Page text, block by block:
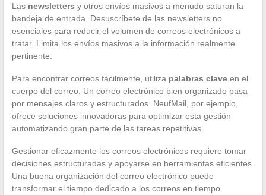
Las newsletters y otros envíos masivos a menudo saturan la
bandeja de entrada. Desuscríbete de las newsletters no
esenciales para reducir el volumen de correos electrónicos a
tratar. Limita los envíos masivos a la información realmente
pertinente.
Para encontrar correos fácilmente, utiliza palabras claveen el
cuerpo del correo. Un correo electrónico bien organizado pasa
por mensajes claros y estructurados. NeufMail, por ejemplo,
ofrece soluciones innovadoras para optimizar esta gestión
automatizando gran parte de las tareas repetitivas.
Gestionar eficazmente los correos electrónicos requiere tomar
decisiones estructuradas y apoyarse en herramientas eficientes.
Una buena organización del correo electrónico puede
transformar el tiempo dedicado a los correos en tiempo